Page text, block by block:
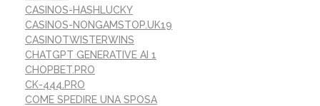
CASINOS-HASHLUCKY
CASINOS-NONGAMSTOP.UK19
CASINOTWISTERWINS
CHATGPT GENERATIVE AI 1
CHOPBET.PRO
CK-444.PRO
COME SPEDIRE UNA SPOSA